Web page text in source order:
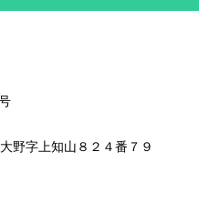
野字上知山８２４番７９